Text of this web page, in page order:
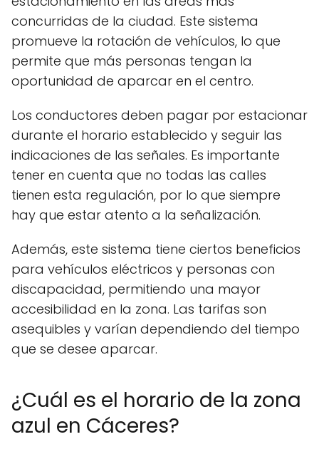
concurridas de la ciudad. Este sistema
promueve la rotación de vehículos, lo que
permite que más personas tengan la
oportunidad de aparcar en el centro.
Los conductores deben pagar por estacionar
durante el horario establecido y seguir las
indicaciones de las señales. Es importante
tener en cuenta que no todas las calles
tienen esta regulación, por lo que siempre
hay que estar atento a la señalización.
Además, este sistema tiene ciertos beneficios
para vehículos eléctricos y personas con
discapacidad, permitiendo una mayor
accesibilidad en la zona. Las tarifas son
asequibles y varían dependiendo del tiempo
que se desee aparcar.
¿Cuál es el horario de la zona
azul en Cáceres?